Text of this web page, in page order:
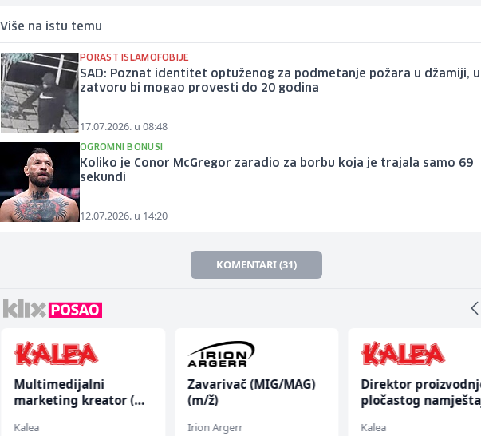
Više na istu temu
PORAST ISLAMOFOBIJE
SAD: Poznat identitet optuženog za podmetanje požara u džamiji, u
zatvoru bi mogao provesti do 20 godina
17.07.2026. u 08:48
OGROMNI BONUSI
Koliko je Conor McGregor zaradio za borbu koja je trajala samo 69
sekundi
12.07.2026. u 14:20
KOMENTARI (31)
Multimedijalni
marketing kreator (m/
Kalea
Zavarivač (MIG/MAG)
(m/ž)
Irion Argerr
Direktor
pločastog
Kalea